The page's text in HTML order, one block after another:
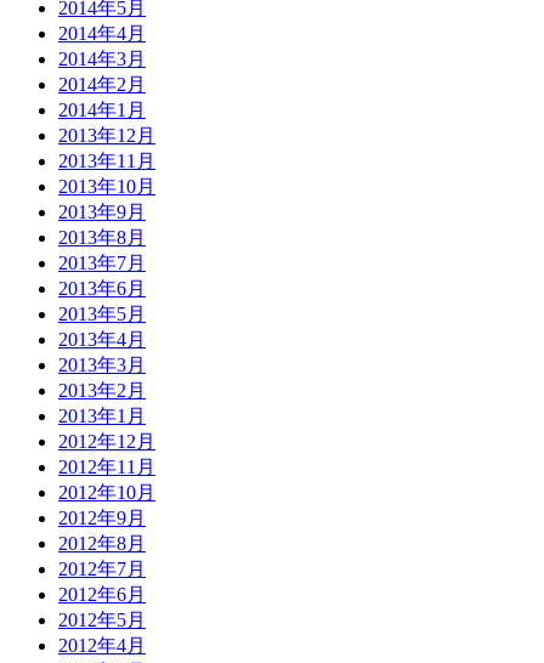
2014年5月
2014年4月
2014年3月
2014年2月
2014年1月
2013年12月
2013年11月
2013年10月
2013年9月
2013年8月
2013年7月
2013年6月
2013年5月
2013年4月
2013年3月
2013年2月
2013年1月
2012年12月
2012年11月
2012年10月
2012年9月
2012年8月
2012年7月
2012年6月
2012年5月
2012年4月